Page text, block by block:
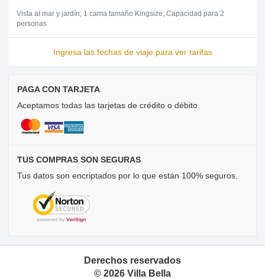
Vista al mar y jardín 1 cama tamaño Kingsize Capacidad para 2
personas
Ingresa las fechas de viaje para ver tarifas
PAGA CON TARJETA
Aceptamos todas las tarjetas de crédito o débito.
TUS COMPRAS SON SEGURAS
Tus datos son encriptados por lo que están 100% seguros.
Derechos reservados
© 2026 Villa Bella